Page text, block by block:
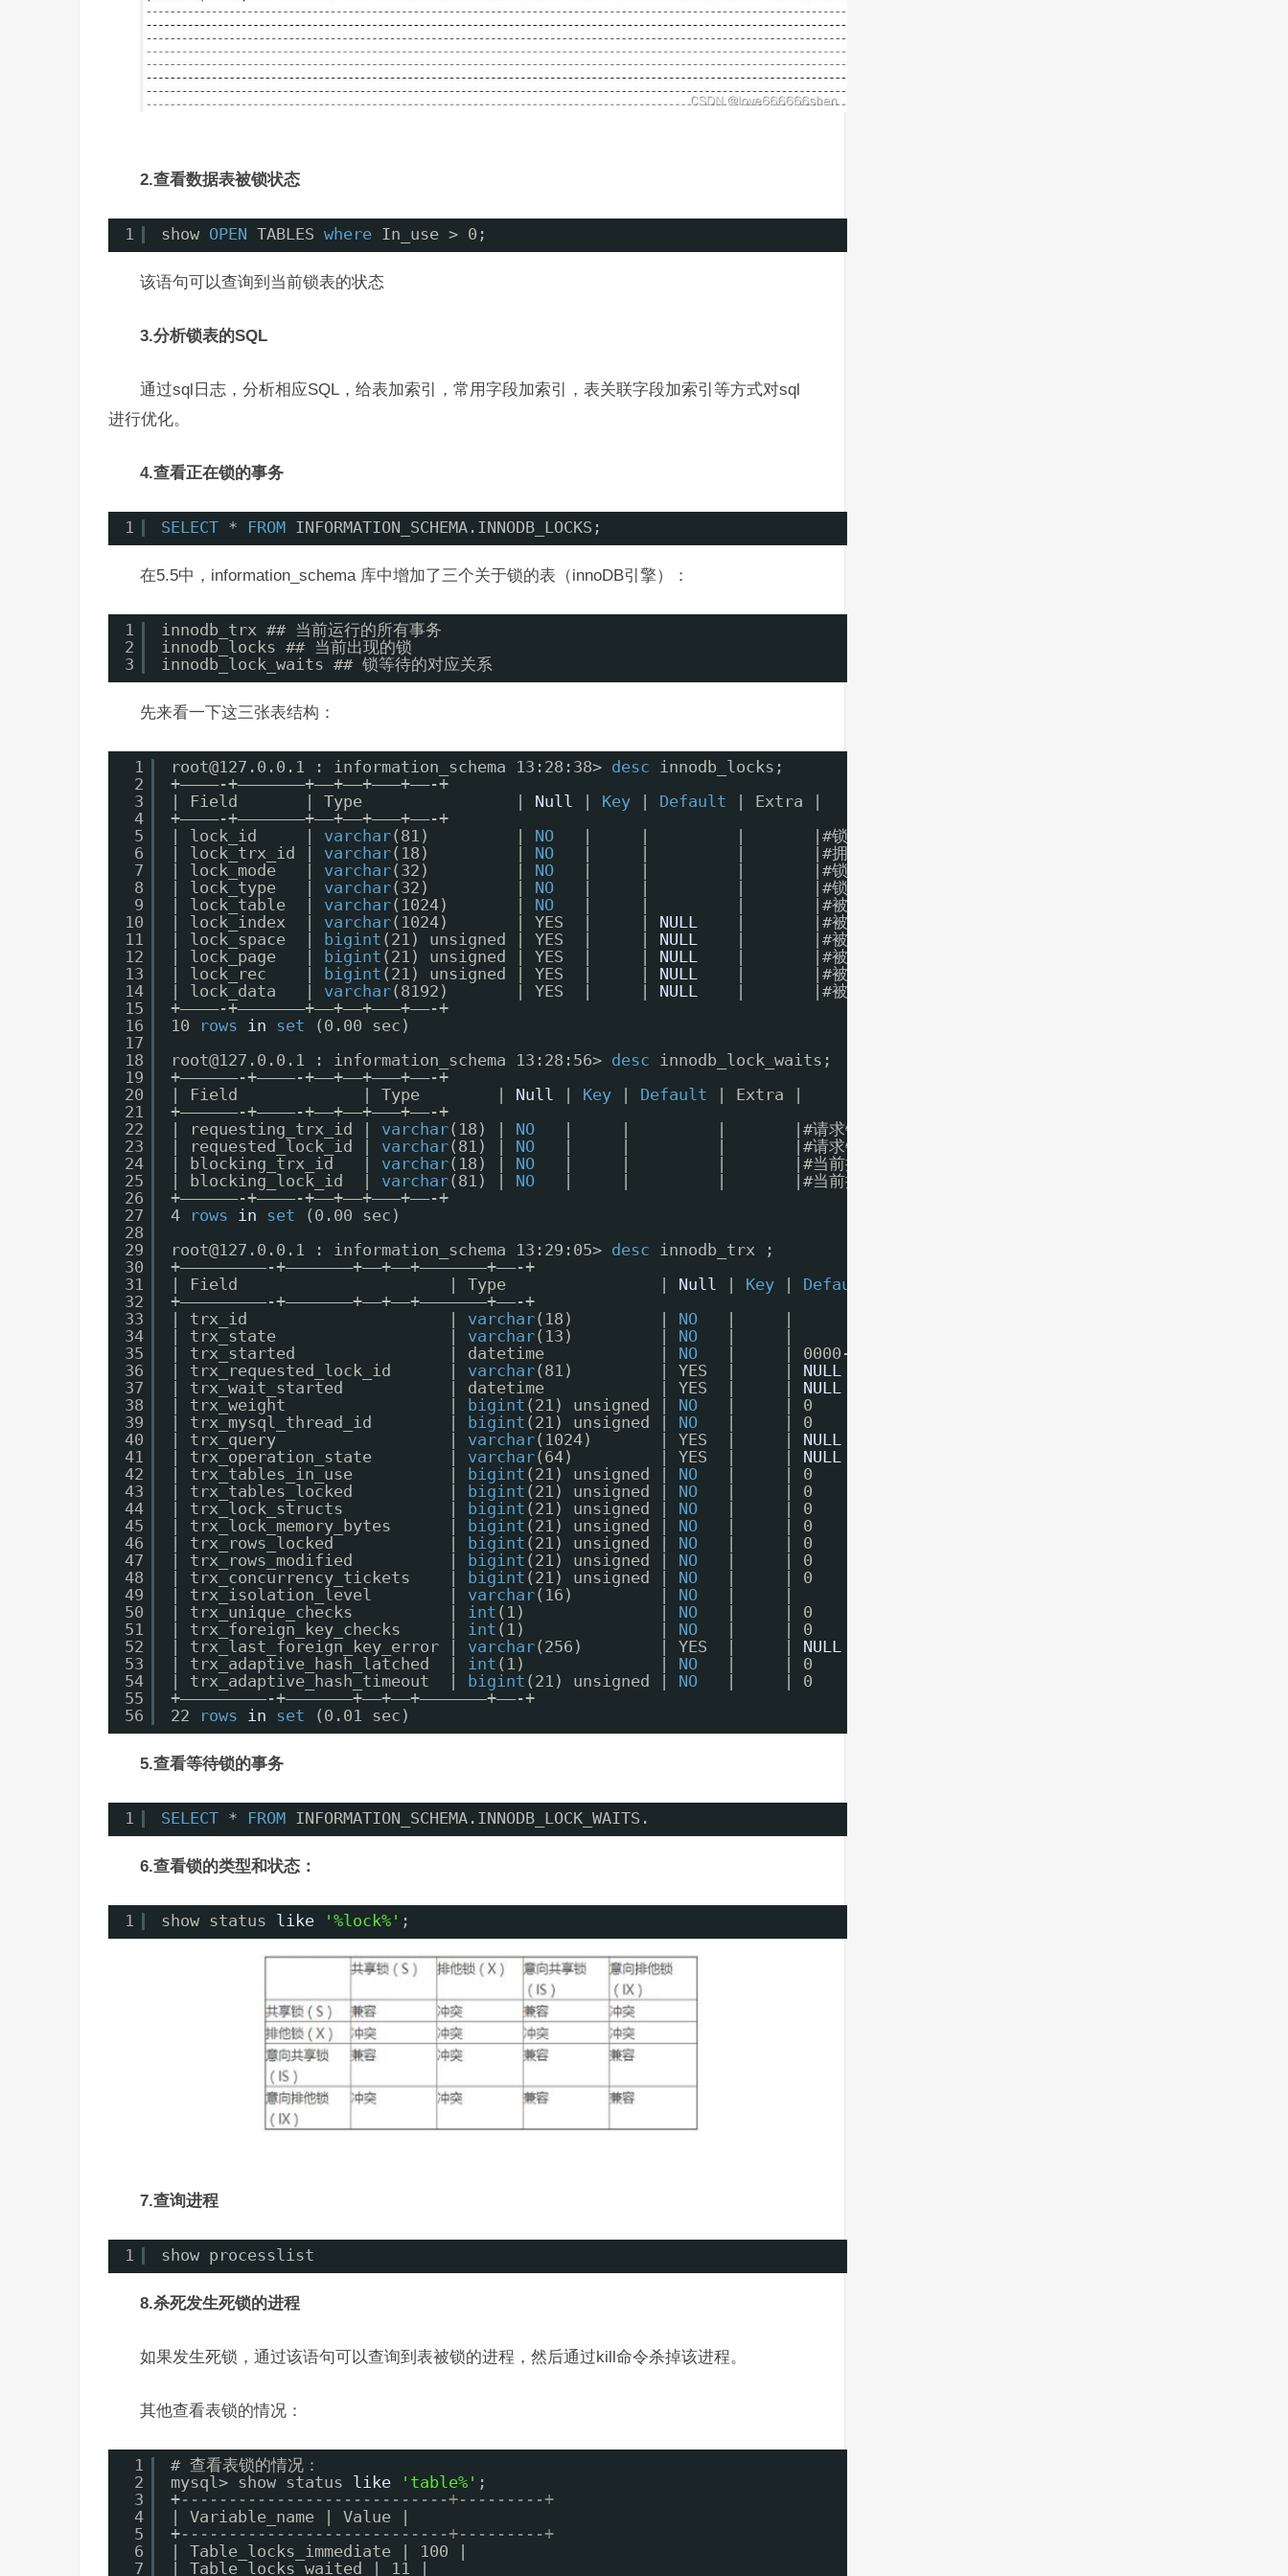
2.查看数据表被锁状态
1 show OPEN TABLES where In_use > 0;
该语句可以查询到当前锁表的状态
3.分析锁表的SQL
通过sql日志，分析相应SQL，给表加索引，常用字段加索引，表关联字段加索引等方式对sql
进行优化。
4.查看正在锁的事务
1 SELECT * FROM INFORMATION_SCHEMA.INNODB_LOCKS;
在5.5中，information_schema 库中增加了三个关于锁的表（innoDB引擎）：
1
2
3
innodb_trx ## 当前运行的所有事务
innodb_locks ## 当前出现的锁
innodb_lock_waits ## 锁等待的对应关系
先来看一下这三张表结构：
1
2
3
4
5
6
7
8
9
10
11
12
13
14
15
16
17
18
19
20
21
22
23
24
25
26
27
28
29
30
31
32
33
34
35
36
37
38
39
40
41
42
43
44
45
46
47
48
49
50
51
52
53
54
55
56
root@127.0.0.1 : information_schema 13:28:38> desc
innodb_locks;
+————-+———————+——+—–+———+——-+
| Field       | Type                |
Null Key Default
| Extra |
+————-+———————+——+—–+———+——-+
| lock_id     | varchar(81)         | NO
|     |         |       |#锁ID
| lock_trx_id | varchar(18)         | NO
|     |         |       |#拥有锁的事务ID
| lock_mode   | varchar(32)         | NO
|     |         |       |#锁模式
| lock_type   | varchar(32)         | NO
|     |         |       |#锁类型
| lock_table  | varchar(1024)       | NO
|     |         |       |#被锁的表
| lock_index  | varchar(1024)       | YES  |     | NULL
|       |#被锁的索引
| lock_space  |
bigint (21) unsigned | YES  |     | NULL
|       |#被锁的表空间号
| lock_page   |
bigint (21) unsigned | YES  |     | NULL
|       |#被锁的页号
| lock_rec    |
bigint (21) unsigned | YES  |     | NULL
|       |#被锁的记录号
| lock_data   | varchar(8192)       | YES  |     | NULL
|       |#被锁的数据
+————-+———————+——+—–+———+——-+
10
rows in set
(0.00 sec)
root@127.0.0.1 : information_schema 13:28:56> desc
innodb_lock_waits;
+——————-+————-+——+—–+———+——-+
| Field             | Type        |
Null Key Default
| Extra |
+——————-+————-+——+—–+———+——-+
| requesting_trx_id | varchar(18) | NO
|     |         |       |#请求锁的事务ID
| requested_lock_id | varchar(81) | NO
|     |         |       |#请求锁的锁ID
| blocking_trx_id   | varchar(18) | NO
|     |         |       |#当前拥有锁的事务ID
| blocking_lock_id  | varchar(81) | NO
|     |         |       |#当前拥有锁的锁ID
+——————-+————-+——+—–+———+——-+
4
rows in set
(0.00 sec)
root@127.0.0.1 : information_schema 13:29:05> desc
innodb_trx ;
+—————————-+———————+——+—–+———————+——-+
| Field                      | Type                |
Null Key Default
+—————————-+———————+——+—–+———————+——-+
| trx_id                     | varchar(18)         | NO
| trx_state                  | varchar(13)         | NO
| trx_started                | datetime            |
NO
|     | 0000-00-00 00:00:00 |       |#事务开始时间；
| trx_requested_lock_id      | varchar(81)         | YES  |     | NULL
| trx_wait_started           | datetime            | YES  |     |
NULL
| trx_weight                 |
bigint (21) unsigned | NO
|     | 0                   |       |#
| trx_mysql_thread_id        |
bigint (21) unsigned | NO
|     | 0                   |       |#事务线程ID
| trx_query                  | varchar(1024)       | YES  |     | NULL
| trx_operation_state        | varchar(64)         | YES  |     | NULL
| trx_tables_in_use          |
bigint (21) unsigned | NO
|     | 0                   |       |#事务中有多少个表被使用
| trx_tables_locked          |
bigint (21) unsigned | NO
|     | 0                   |       |#事务拥有多少个锁
| trx_lock_structs           |
bigint (21) unsigned | NO
|     | 0                   |       |#
| trx_lock_memory_bytes      |
bigint (21) unsigned | NO
|     | 0                   |       |#事务锁住的内存大小（B）
| trx_rows_locked            |
bigint (21) unsigned | NO
|     | 0                   |       |#事务锁住的行数
| trx_rows_modified          |
bigint (21) unsigned | NO
|     | 0                   |       |#事务更改的行数
| trx_concurrency_tickets    |
bigint (21) unsigned | NO
|     | 0                   |       |#事务并发票数
| trx_isolation_level        | varchar(16)         | NO
| trx_unique_checks          | int (1)              | NO
|     | 0                   |       |#是否唯一性检查
| trx_foreign_key_checks     | int (1)              | NO
|     | 0                   |       |#是否外键检查
| trx_last_foreign_key_error | varchar(256)        | YES  |     | NULL
| trx_adaptive_hash_latched  | int (1)              | NO
|     | 0                   |       |#
| trx_adaptive_hash_timeout  |
bigint (21) unsigned | NO
|     | 0                   |       |#
+—————————-+———————+——+—–+———————+——-+
22
rows in set (0.01 sec)
5.查看等待锁的事务
1 SELECT * FROM INFORMATION_SCHEMA.INNODB_LOCK_WAITS.
6.查看锁的类型和状态：
1 show status like '%lock%' ;
7.查询进程
1 show processlist
8.杀死发生死锁的进程
如果发生死锁，通过该语句可以查询到表被锁的进程，然后通过kill命令杀掉该进程。
其他查看表锁的情况：
1
2
3
4
5
6
7
# 查看表锁的情况：
mysql> show status
like 'table%' ;
+----------------------------+---------+
| Variable_name | Value |
+----------------------------+---------+
| Table_locks_immediate | 100 |
| Table_locks_waited | 11 |